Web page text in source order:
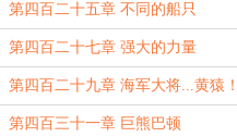
第四百二十五章 不同的船只
第四百二十七章 强大的力量
第四百二十九章 海军大将...黄猿！
第四百三十一章 巨熊巴顿